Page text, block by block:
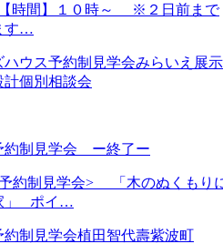
【時間】１０時～ ※２日前まで
す…
ハウス予約制見学会みらいえ展示
計個別相談会
約制見学会 ー終了ー
約制見学会> 「木のぬくもり
」 ポイ…
約制見学会植田智代壽紫波町